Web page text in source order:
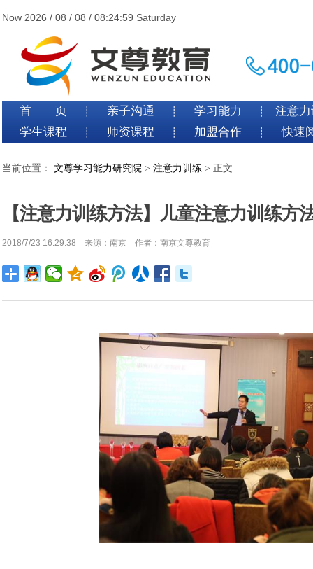
Now 2026 / 08 / 08 / 08:25:00 Saturday
首 页 ┊ 亲子沟通 ┊ 学习能力 ┊
注意
学生课程
┊ 师资课程 ┊ 加盟合作 ┊ 快速
当前位置： 文尊学习能力研究院 > 注意力训练 > 正文
【注意力训练方法】儿童注意力训练方
2018/7/23 16:29:38 来源：南京 作者：南京文尊教育